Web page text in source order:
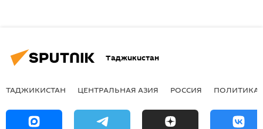
Таджикистан
ТАДЖИКИСТАН ЦЕНТРАЛЬНАЯ АЗИЯ РОССИЯ ПОЛИТИКА